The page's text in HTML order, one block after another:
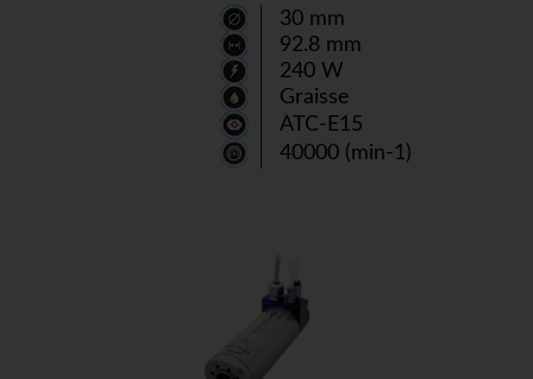
30 mm
92.8 mm
240 W
Graisse
ATC-E15
40000 (min-1)